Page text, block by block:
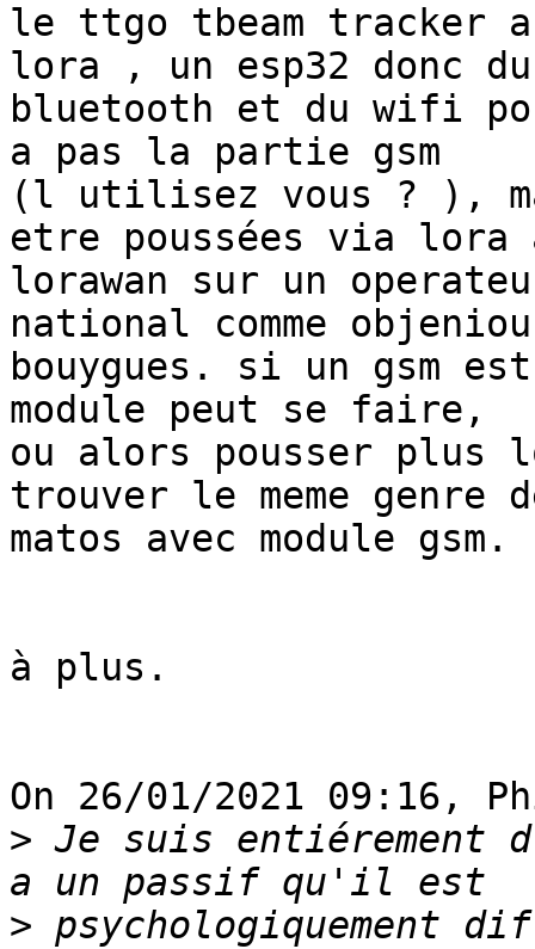
le ttgo tbeam
lora , un esp32 donc
bluetooth et du wifi
a pas la partie gsm
(l utilisez vous ? ),
etre poussées via
lorawan sur un
national comme
bouygues. si un gsm
module peut se faire,
ou alors pousser plus
trouver le meme genre
matos avec module gsm.
à plus.
On 26/01/2021 09:16,
> Je suis entiérement
> psychologiquement